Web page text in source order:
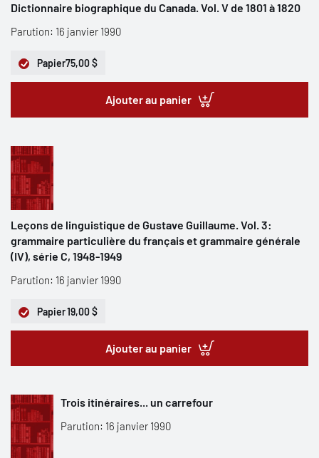
Dictionnaire biographique du Canada. Vol. V de 1801 à 1820
Parution: 16 janvier 1990
Papier75,00 $
Ajouter au panier
Leçons de linguistique de Gustave Guillaume. Vol. 3:
grammaire particulière du français et grammaire générale
(IV), série C, 1948-1949
Parution: 16 janvier 1990
Papier19,00 $
Ajouter au panier
Trois itinéraires... un carrefour
Parution: 16 janvier 1990